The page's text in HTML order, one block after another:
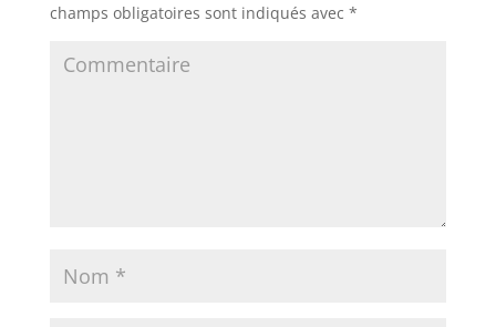
champs obligatoires sont indiqués avec *